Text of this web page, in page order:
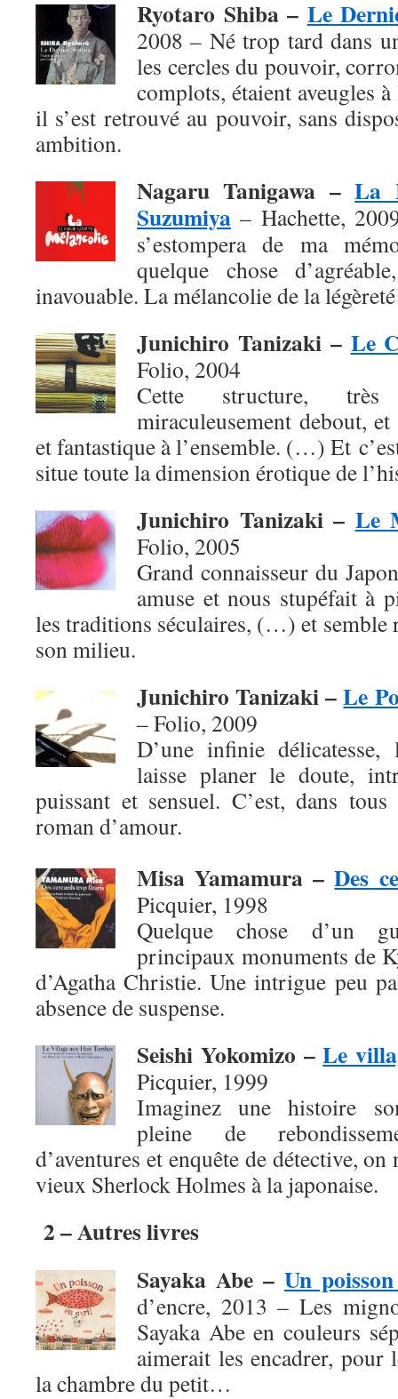
Ryotaro Shiba – Le
2008 – Né trop tard dans
les cercles du pouvoir,
complots, étaient aveugles
il s’est retrouvé au pouvoir, sans
ambition.
Nagaru Tanigawa –La
Suzumiya – Hachette,
s’estompera de ma
quelque chose
inavouable. La mélancolie de la
Junichiro Tanizaki – Le
Folio, 2004
Cette structure, très
miraculeusement debout,
et fantastique à l’ensemble. (…) Et
situe toute la dimension érotique de
Junichiro Tanizaki – Le
Folio, 2005
Grand connaisseur du
amuse et nous stupéfait à
les traditions séculaires, (…) et semble
son milieu.
Junichiro Tanizaki –Le
– Folio, 2009
D’une infinie
laisse planer le doute,
puissant et sensuel. C’est, dans
roman d’amour.
Misa Yamamura –Des
Picquier, 1998
Quelque chose d’un
principaux monuments de
d’Agatha Christie. Une intrigue peu
absence de suspense.
Seishi Yokomizo –Le
Picquier, 1999
Imaginez une histoire
pleine de
d’aventures et enquête de détective,
vieux Sherlock Holmes à la japonaise.
2 – Autres livres
Sayaka Abe – Un
d’encre, 2013 – Les
Sayaka Abe en couleurs
aimerait les encadrer, pour
la chambre du petit…